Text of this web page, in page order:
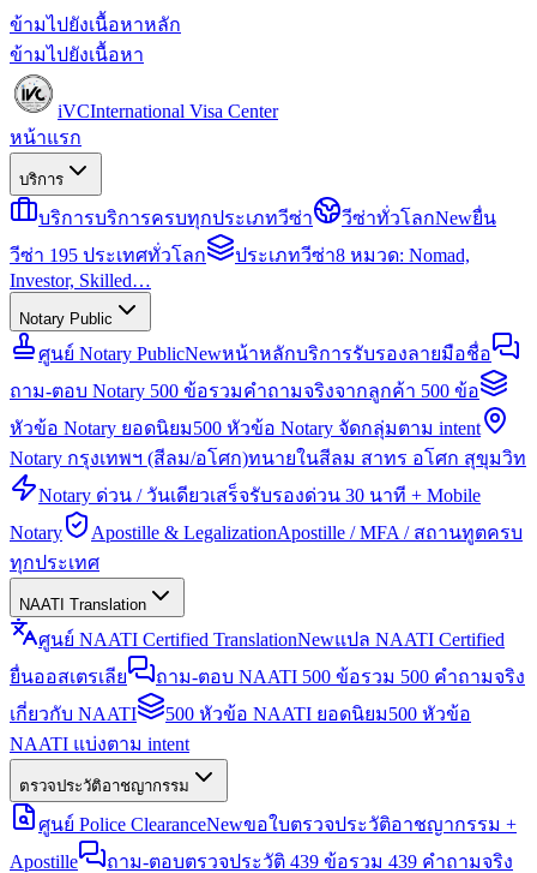
ข้ามไปยังเนื้อหาหลัก
ข้ามไปยังเนื้อหา
iVCInternational Visa Center
หน้าแรก
บริการ
บริการบริการครบทุกประเภทวีซ่า วีซ่าทั่วโลกNewยื่น
วีซ่า 195 ประเทศทั่วโลก
ประเภทวีซ่า8 หมวด: Nomad,
Investor, Skilled…
Notary Public
ศูนย์ Notary PublicNewหน้าหลักบริการรับรองลายมือชื่อ
ถาม-ตอบ Notary 500 ข้อรวมคำถามจริงจากลูกค้า 500 ข้อ
หัวข้อ Notary ยอดนิยม500 หัวข้อ Notary จัดกลุ่มตาม intent
Notary กรุงเทพฯ (สีลม/อโศก)ทนายในสีลม สาทร อโศก สุขุมวิท
Notary ด่วน / วันเดียวเสร็จรับรองด่วน 30 นาที + Mobile
Notary
Apostille & LegalizationApostille / MFA / สถานทูตครบ
ทุกประเทศ
NAATI Translation
ศูนย์ NAATI Certified TranslationNewแปล NAATI Certified
ยื่นออสเตรเลีย
ถาม-ตอบ NAATI 500 ข้อรวม 500 คำถามจริง
เกี่ยวกับ NAATI
500 หัวข้อ NAATI ยอดนิยม500 หัวข้อ
NAATI แบ่งตาม intent
ตรวจประวัติอาชญากรรม
ศูนย์ Police ClearanceNewขอใบตรวจประวัติอาชญากรรม +
Apostille
ถาม-ตอบตรวจประวัติ 439 ข้อรวม 439 คำถามจริง